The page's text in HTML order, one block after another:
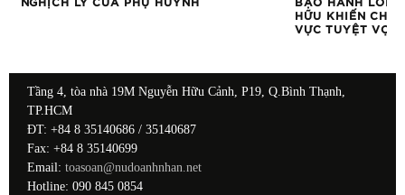
NGHỊCH LÝ CỦA PHỤ HUYNH
BẠO HÀNH LỜI
HỮU KHIẾN
VỰC TUYỆT
Tầng 4, tòa nhà 19M Nguyễn Hữu Cảnh, P19, Q.Bình Thạnh,
TP.HCM
ĐT: +84 8 35140686 / 35140687
Fax: +84 8 35140699
Email: toasoan@nudoanhnhan.net
Hotline: 090 845 0854